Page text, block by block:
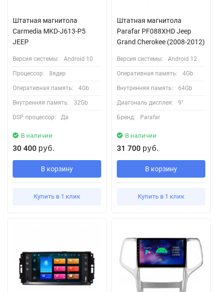
Штатная магнитола
Carmedia MKD-J613-P5
JEEP
Версия системы: Android 10
Процессор: 8ядер
Оперативная память: 4Gb
Внутренняя память: 32Gb
DSP процессор: Да
В наличии
30 400 руб.
В корзину
Купить в 1 клик
Штатная магнитола
Parafar PF088XHD Jeep
Grand Cherokee (2008-2012)
Версия системы: Android 12
Оперативная память: 4Gb
Внутренняя память: 64Gb
Диагональ дисплея: 9"
Бренд: Parafar
В наличии
31 700 руб.
В корзину
Купить в 1 клик